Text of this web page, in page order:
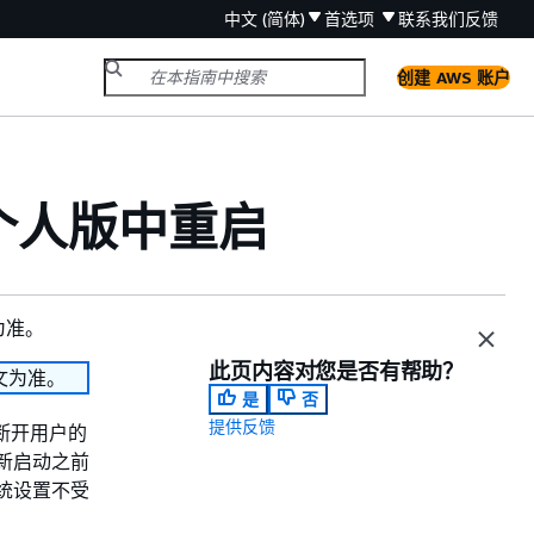
中文 (简体) 首选项 联系我们反馈
创建 AWS 账户
版中重启
。
准。
开用户的
启动之前
设置不受
此页内容对您是否有帮助？
是
否
提供反馈